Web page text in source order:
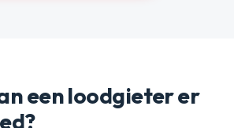
een loodgieter er